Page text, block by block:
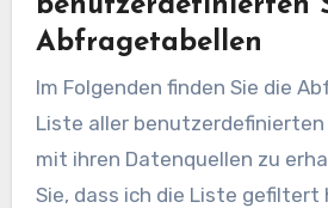
Abfragetabellen
Im Folgenden finden Sie die
Liste aller benutzerdefinierten
mit ihren Datenquellen zu
Sie, dass ich die Liste gefiltert